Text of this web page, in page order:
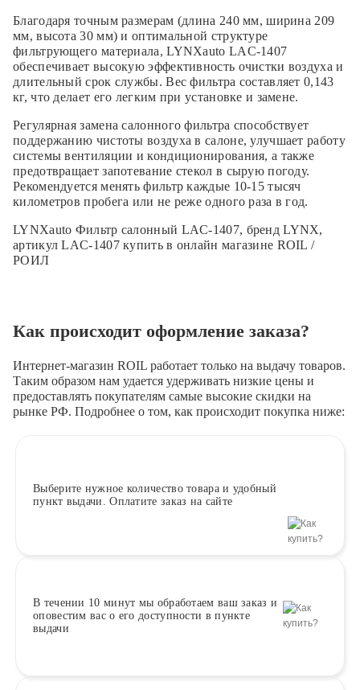
Благодаря точным размерам (длина 240 мм, ширина 209
мм, высота 30 мм) и оптимальной структуре
фильтрующего материала, LYNXauto LAC-1407
обеспечивает высокую эффективность очистки воздуха и
длительный срок службы. Вес фильтра составляет 0,143
кг, что делает его легким при установке и замене.
Регулярная замена салонного фильтра способствует
поддержанию чистоты воздуха в салоне, улучшает работу
системы вентиляции и кондиционирования, а также
предотвращает запотевание стекол в сырую погоду.
Рекомендуется менять фильтр каждые 10-15 тысяч
километров пробега или не реже одного раза в год.
LYNXauto Фильтр салонный LAC-1407, бренд LYNX,
артикул LAC-1407 купить в онлайн магазине ROIL /
РОИЛ
Как происходит оформление заказа?
Интернет-магазин ROIL работает только на выдачу товаров.
Таким образом нам удается удерживать низкие цены и
предоставлять покупателям самые высокие скидки на
рынке РФ. Подробнее о том, как происходит покупка ниже:
Выберите нужное количество товара и удобный
пункт выдачи. Оплатите заказ на сайте
В течении 10 минут мы обработаем ваш заказ и
оповестим вас о его доступности в пункте
выдачи